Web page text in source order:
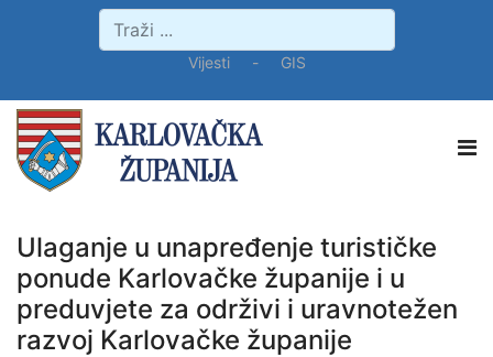
Vijesti- GIS
Ulaganje u unapređenje turističke
ponude Karlovačke županije i u
preduvjete za održivi i uravnotežen
razvoj Karlovačke županije